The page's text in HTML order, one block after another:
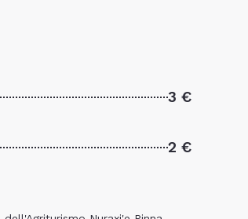
3 €
2 €